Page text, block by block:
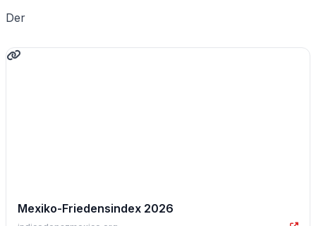
Der
Mexiko-Friedensindex 2026